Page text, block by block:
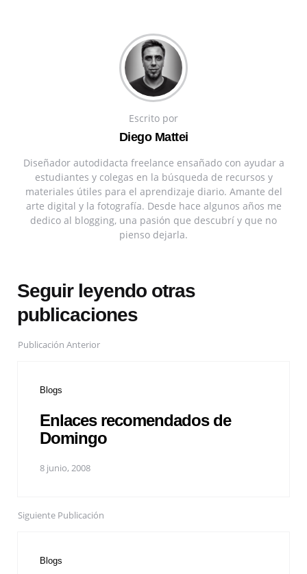
Escrito por
Diego Mattei
Diseñador autodidacta freelance ensañado con ayudar a
estudiantes y colegas en la búsqueda de recursos y
materiales útiles para el aprendizaje diario. Amante del
arte digital y la fotografía. Desde hace algunos años me
dedico al blogging, una pasión que descubrí y que no
pienso dejarla.
Seguir leyendo otras
publicaciones
Publicación Anterior
Blogs
Enlaces recomendados de
Domingo
8 junio, 2008
Siguiente Publicación
Blogs